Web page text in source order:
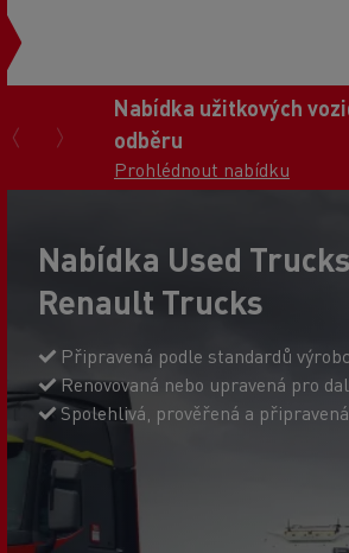
Nabídka užitkových
odběru
Prohlédnout nabídku
Nabídka Used
Renault Trucks
Připravená podle standardů
Renovovaná nebo upravená pro
Spolehlivá, prověřená a